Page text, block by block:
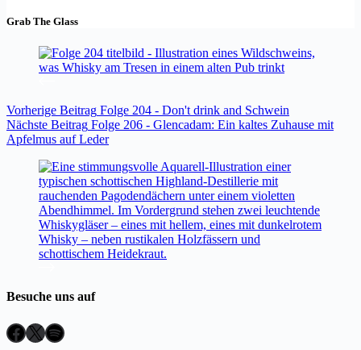
Grab The Glass
Vorherige Beitrag Folge 204 - Don't drink and Schwein
Nächste Beitrag Folge 206 - Glencadam: Ein kaltes Zuhause mit
Apfelmus auf Leder
Besuche uns auf
Facebook
X Spotify